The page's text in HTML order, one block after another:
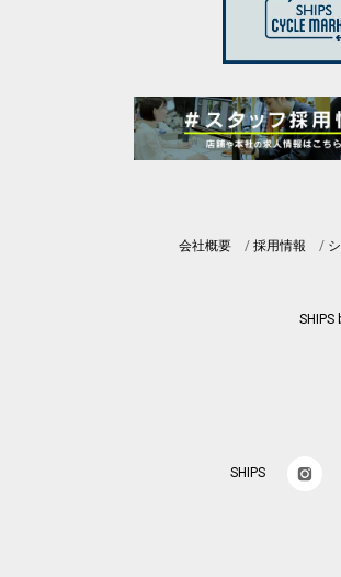
会社概要
採用情報
SHIPS